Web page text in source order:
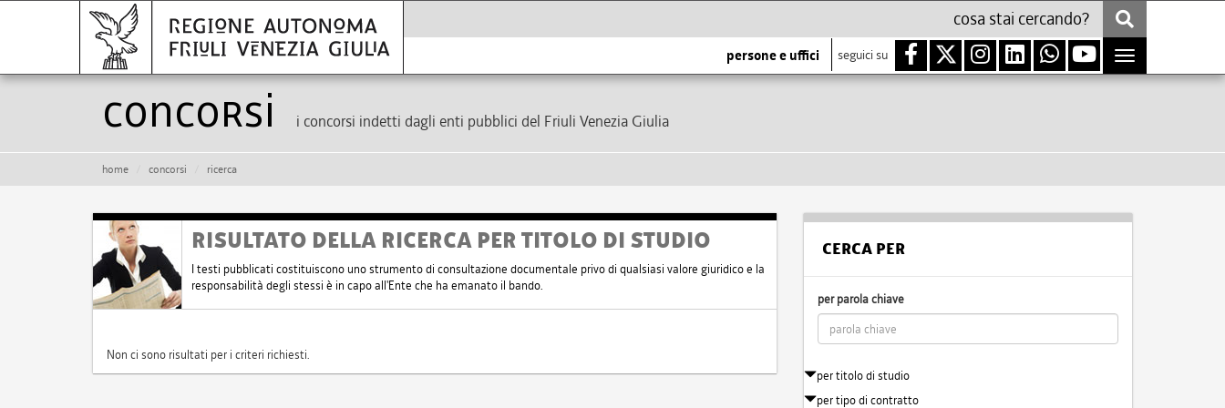
persone e uffici seguici su
Toggle
navigation
Concorsi i concorsi indetti dagli enti pubblici del Friuli Venezia Giulia
home concorsi ricerca
RISULTATO DELLA RICERCA PER TITOLO DI STUDIO
I testi pubblicati costituiscono uno strumento di consultazione documentale privo di qualsiasi valore giuridico e la
responsabilità degli stessi è in capo all'Ente che ha emanato il bando.
Non ci sono risultati per i criteri richiesti.
CERCA PER
per parola chiave
per titolo di studio
per tipo di contratto